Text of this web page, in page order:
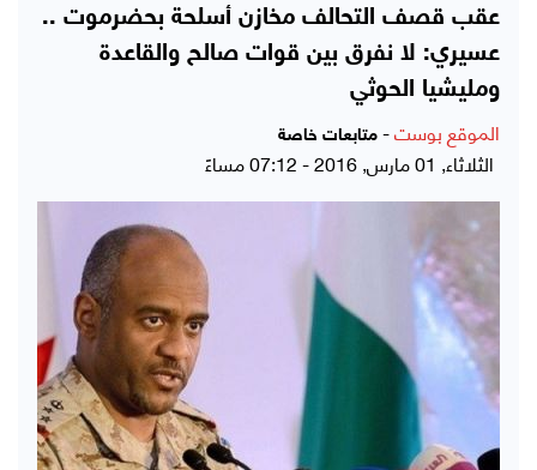
عقب قصف التحالف مخازن أسلحة بحضرموت ..
عسيري: لا نفرق بين قوات صالح والقاعدة
ومليشيا الحوثي
الموقع بوست- متابعات خاصة
الثلاثاء, 01 مارس, 2016 - 07:12 مساءً